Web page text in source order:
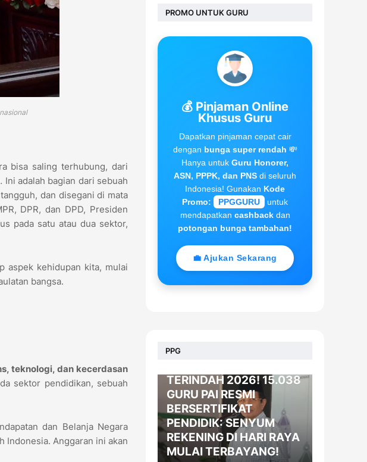
bisa saling terhubung, dari
adalah bagian dari sebuah
dan disegani di mata
DPR, dan DPD, Presiden
pada satu atau dua sektor,
aspek kehidupan kita, mulai
bangsa.
teknologi, dan kecerdasan
sektor pendidikan, sebuah
dan Belanja Negara
Indonesia. Anggaran ini akan
PROMO UNTUK GURU
💰 Pinjaman Online
Khusus Guru
Dapatkan pinjaman cepat cair
dengan bunga super rendah 💸
Hanya untuk Guru Honorer,
ASN, PPPK, dan PNS di seluruh
Indonesia! Gunakan Kode
Promo:
PPGGURU
untuk
mendapatkan cashbackdan
potongan bunga tambahan!
💼 Ajukan Sekarang
PPG
BERITA
TERINDAH 2026! 15.038
GURU PAI RESMI
BERSERTIFIKAT
PENDIDIK: SENYUM
REKENING DI HARI RAYA
MULAI TERBAYANG!